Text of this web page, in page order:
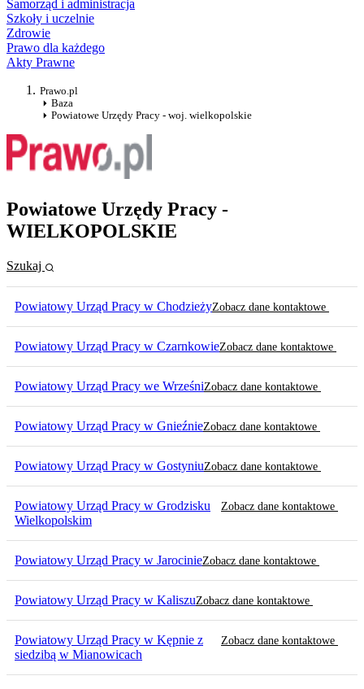
Samorząd i administracja
Szkoły i uczelnie
Zdrowie
Prawo dla każdego
Akty Prawne
Prawo.pl
Baza
Powiatowe Urzędy Pracy - woj. wielkopolskie
Powiatowe Urzędy Pracy -
WIELKOPOLSKIE
Szukaj
Powiatowy Urząd Pracy w ChodzieżyZobacz dane kontaktowe
Powiatowy Urząd Pracy w CzarnkowieZobacz dane kontaktowe
Powiatowy Urząd Pracy we WrześniZobacz dane kontaktowe
Powiatowy Urząd Pracy w GnieźnieZobacz dane kontaktowe
Powiatowy Urząd Pracy w GostyniuZobacz dane kontaktowe
Powiatowy Urząd Pracy w Grodzisku
Wielkopolskim
Zobacz dane kontaktowe
Powiatowy Urząd Pracy w JarocinieZobacz dane kontaktowe
Powiatowy Urząd Pracy w KaliszuZobacz dane kontaktowe
Powiatowy Urząd Pracy w Kępnie z
siedzibą w Mianowicach
Zobacz dane kontaktowe